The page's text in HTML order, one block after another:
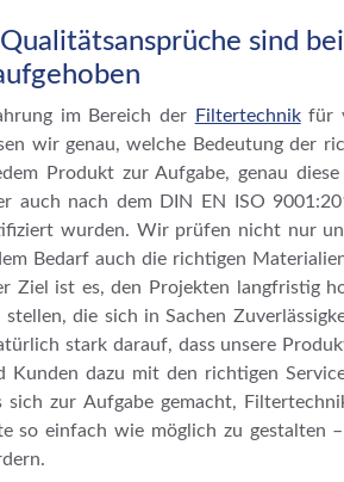
sind
im Bereich der Filtertechnikfür
wir genau, welche Bedeutung der
Produkt zur Aufgabe, genau
auch nach dem DIN EN ISO
wurden. Wir prüfen nicht nur
Bedarf auch die richtigen
Ziel ist es, den Projekten langfristig
stellen, die sich in Sachen
stark darauf, dass unsere
Kunden dazu mit den richtigen
sich zur Aufgabe gemacht,
so einfach wie möglich zu gestalten